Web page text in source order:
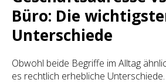
Büro: Die
Unterschiede
Obwohl beide Begriffe im Alltag
es rechtlich erhebliche Unterschiede.